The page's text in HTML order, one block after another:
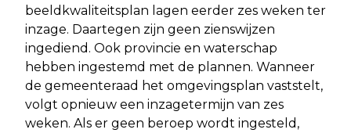
beeldkwaliteitsplan lagen eerder zes weken ter
inzage. Daartegen zijn geen zienswijzen
ingediend. Ook provincie en waterschap
hebben ingestemd met de plannen. Wanneer
de gemeenteraad het omgevingsplan vaststelt,
volgt opnieuw een inzagetermijn van zes
weken. Als er geen beroep wordt ingesteld,